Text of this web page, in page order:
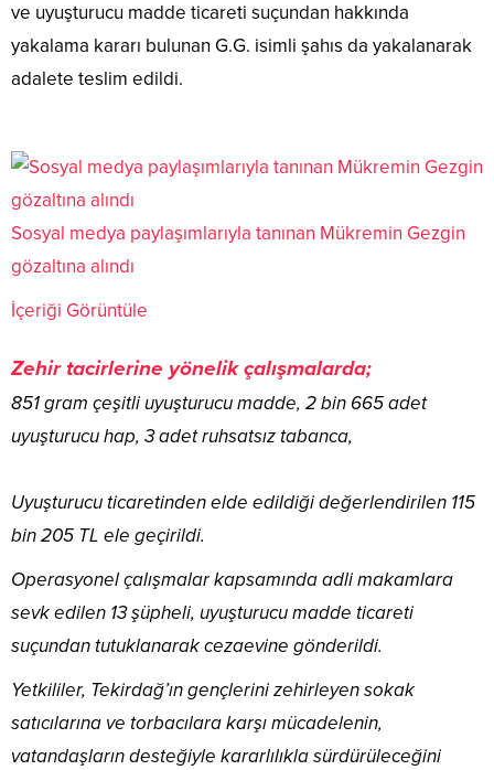
ve uyuşturucu madde ticareti suçundan hakkında
yakalama kararı bulunan G.G. isimli şahıs da yakalanarak
adalete teslim edildi.
Sosyal medya paylaşımlarıyla tanınan Mükremin Gezgin
gözaltına alındı
İçeriği Görüntüle
Zehir tacirlerine yönelik çalışmalarda;
851 gram çeşitli uyuşturucu madde, 2 bin 665 adet
uyuşturucu hap, 3 adet ruhsatsız tabanca,
Uyuşturucu ticaretinden elde edildiği değerlendirilen 115
bin 205 TL ele geçirildi.
Operasyonel çalışmalar kapsamında adli makamlara
sevk edilen 13 şüpheli, uyuşturucu madde ticareti
suçundan tutuklanarak cezaevine gönderildi.
Yetkililer, Tekirdağ’ın gençlerini zehirleyen sokak
satıcılarına ve torbacılara karşı mücadelenin,
vatandaşların desteğiyle kararlılıkla sürdürüleceğini